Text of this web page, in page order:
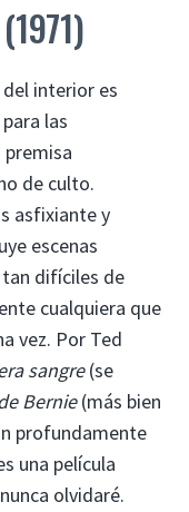
interior es
las
premisa
de culto.
asfixiante y
escenas
difíciles de
cualquiera que
vez. Por Ted
sangre(se
Bernie(más bien
profundamente
una película
olvidaré.